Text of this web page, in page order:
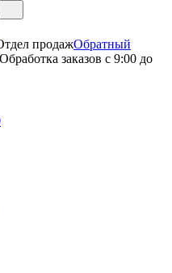
продажОбратный
Обработка заказов с 9:00 до